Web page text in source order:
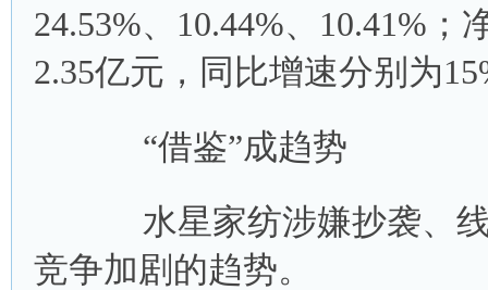
24.53%、10.44%、10.41%
2.35亿元，同比增速分别为
“借鉴”成趋势
水星家纺涉嫌抄袭、线
竞争加剧的趋势。